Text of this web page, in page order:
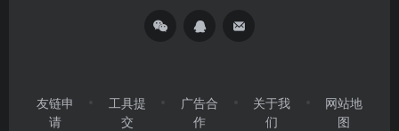
友链申
请
工具提
交
广告合
作
关于我
们
网站地
图